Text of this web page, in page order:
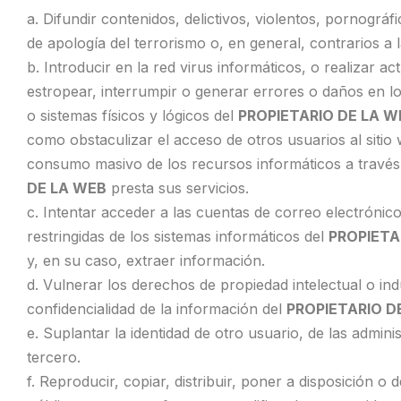
a. Difundir contenidos, delictivos, violentos,
de apología del terrorismo o, en general, contrarios a
b. Introducir en la red virus informáticos, o realizar
estropear, interrumpir o generar errores o daños en
o sistemas físicos y lógicos del PROPIETARIO DE LA
como obstaculizar el acceso de otros usuarios al sitio
consumo masivo de los recursos informáticos a
DE LA WEB presta sus servicios.
c. Intentar acceder a las cuentas de correo
restringidas de los sistemas informáticos del
y, en su caso, extraer información.
d. Vulnerar los derechos de propiedad intelectual o
confidencialidad de la información del PROPIETARIO
e. Suplantar la identidad de otro usuario, de las
tercero.
f. Reproducir, copiar, distribuir, poner a disposición o